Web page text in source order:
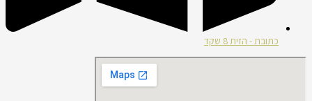
כתובת - הזית 8 שקד